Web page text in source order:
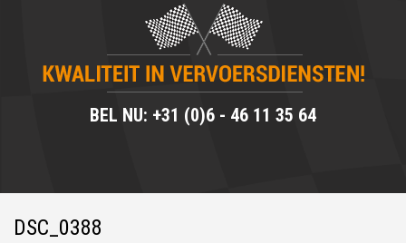
BEL NU: +31 (0)6 - 46 11 35 64
DSC_0388